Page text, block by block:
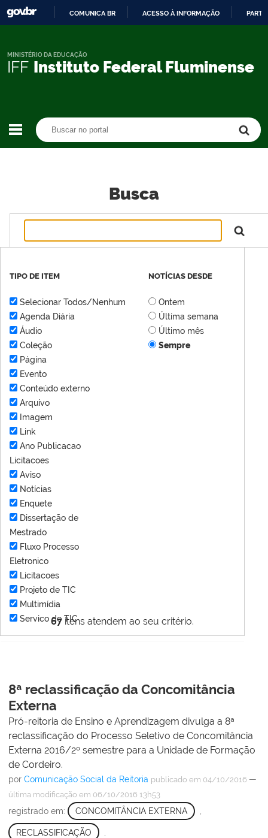
CONTEÚDO
COMUNICA BR ACESSO À INFORMAÇÃO
IFF Instituto Federal Fluminense
MINISTÉRIO DA EDUCAÇÃO
Busca
67 itens atendem ao seu critério.
TIPO DE ITEM
Selecionar Todos/Nenhum
Agenda Diária
Áudio
Coleção
Página
Evento
Conteúdo externo
Arquivo
Imagem
Link
Ano Publicacao
Licitacoes
Aviso
Notícias
Enquete
Dissertação de
Mestrado
Fluxo Processo
Eletronico
Licitacoes
Projeto de TIC
Multimídia
Servico de TIC
NOTÍCIAS DESDE
Ontem
Última semana
Último mês
Sempre
8ª reclassificação da Concomitância
Externa
Pró-reitoria de Ensino e Aprendizagem divulga a 8ª
reclassificação do Processo Seletivo de Concomitância
Externa 2016/2º semestre para a Unidade de Formação
de Cordeiro.
por Comunicação Social da Reitoria publicado em 04/10/2016 —
última modificação em 06/10/2016 13h53
registrado em: CONCOMITÂNCIA EXTERNA
RECLASSIFICAÇÃO